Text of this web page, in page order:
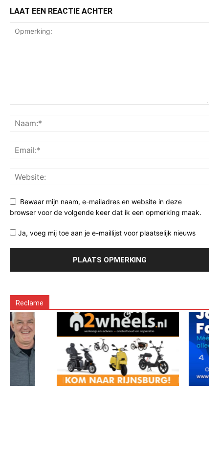
LAAT EEN REACTIE ACHTER
Bewaar mijn naam, e-mailadres en website in deze
browser voor de volgende keer dat ik een opmerking maak.
Ja, voeg mij toe aan je e-maillijst voor plaatselijk nieuws
Reclame